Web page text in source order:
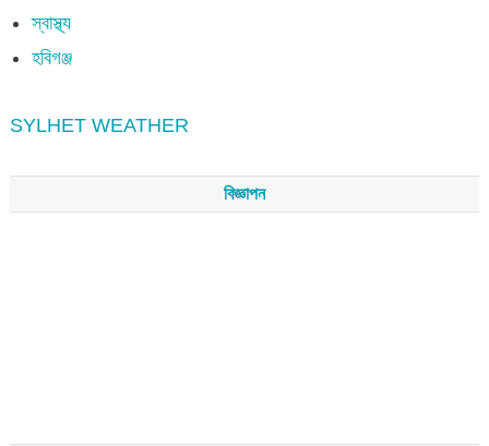
স্বাস্থ্য
হবিগঞ্জ
SYLHET WEATHER
বিজ্ঞাপন